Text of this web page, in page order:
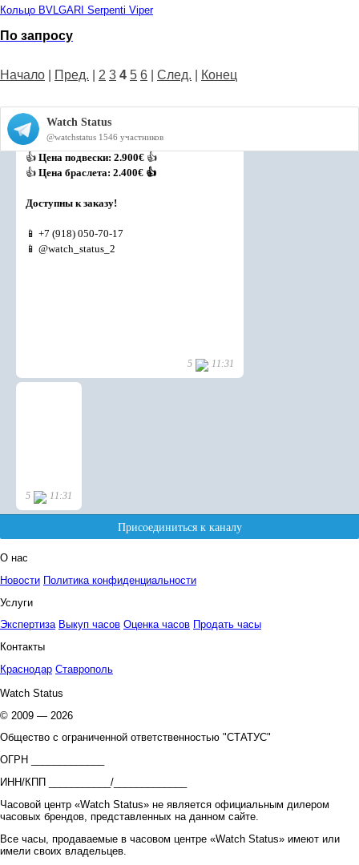
Кольцо BVLGARI Serpenti Viper
По запросу
Начало Пред. 2 3 4 5 6 След. Конец
О нас
Новости Политика конфиденциальности
Услуги
Экспертиза Выкуп часов Оценка часов Продать часы
Контакты
Краснодар Ставрополь
Watch Status
© 2009 — 2026
Общество с ограниченной ответственностью "СТАТУС"
ОГРН _____________
ИНН/КПП ___________/_____________
Часовой центр «Watch Status» не является официальным дилером
часовых брендов, представленных на данном сайте.
Все часы, продаваемые в часовом центре «Watch Status» имеют или
имели своих владельцев.